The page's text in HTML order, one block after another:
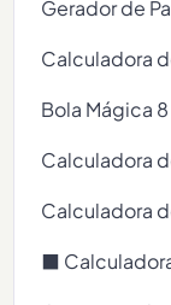
Gerador de
Calculadora
Bola Mágica 8
Calculadora
Calculadora
⬛